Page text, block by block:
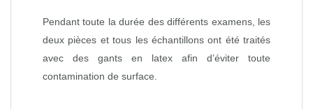
Pendant toute la durée des différents examens, les
deux pièces et tous les échantillons ont été traités
avec des gants en latex afin d’éviter toute
contamination de surface.